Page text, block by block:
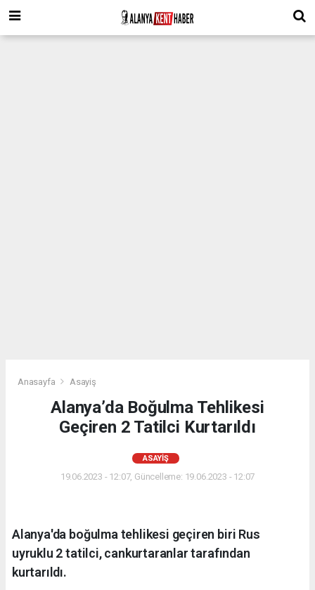
Anasayfa Asayiş
Alanya’da Boğulma Tehlikesi
Geçiren 2 Tatilci Kurtarıldı
ASAYIŞ
19.06.2023 - 12:07, Güncelleme: 19.06.2023 - 12:07
Alanya'da boğulma tehlikesi geçiren biri Rus
uyruklu 2 tatilci, cankurtaranlar tarafından
kurtarıldı.